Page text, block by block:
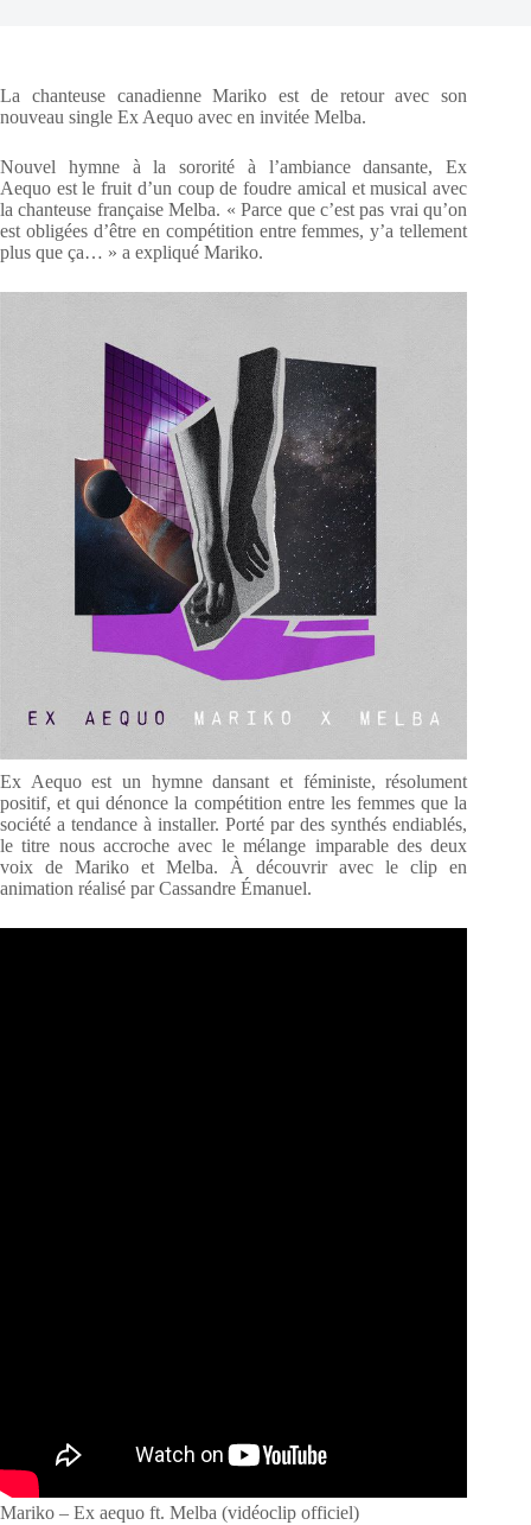
La chanteuse canadienne Mariko est de retour avec son
nouveau single Ex Aequo avec en invitée Melba.
Nouvel hymne à la sororité à l’ambiance dansante, Ex
Aequo est le fruit d’un coup de foudre amical et musical avec
la chanteuse française Melba. « Parce que c’est pas vrai qu’on
est obligées d’être en compétition entre femmes, y’a tellement
plus que ça… » a expliqué Mariko.
Ex Aequo est un hymne dansant et féministe, résolument
positif, et qui dénonce la compétition entre les femmes que la
société a tendance à installer. Porté par des synthés endiablés,
le titre nous accroche avec le mélange imparable des deux
voix de Mariko et Melba. À découvrir avec le clip en
animation réalisé par Cassandre Émanuel.
Mariko – Ex aequo ft. Melba (vidéoclip officiel)